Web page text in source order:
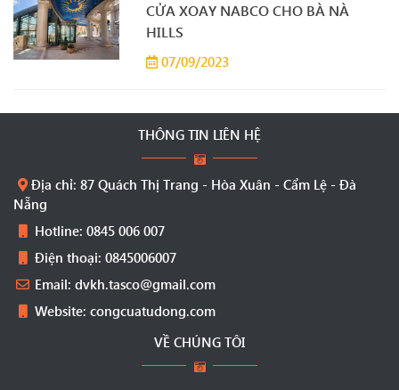
CỬA XOAY NABCO CHO BÀ NÀ
HILLS
07/09/2023
THÔNG TIN LIÊN HỆ
Địa chỉ: 87 Quách Thị Trang - Hòa Xuân - Cẩm Lệ - Đà
Nẵng
Hotline: 0845 006 007
Điện thoại: 0845006007
Email: dvkh.tasco@gmail.com
Website: congcuatudong.com
VỀ CHÚNG TÔI